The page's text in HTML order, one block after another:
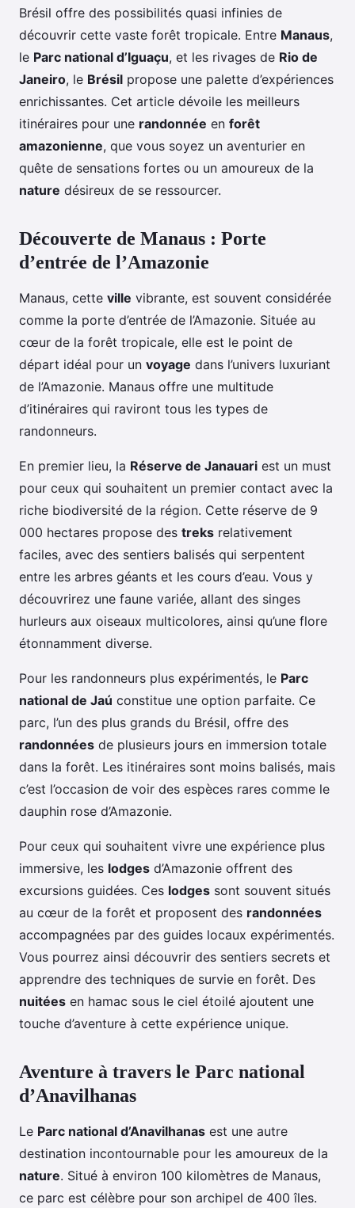
Brésil offre des possibilités quasi infinies de
découvrir cette vaste forêt tropicale. Entre Manaus,
le Parc national d’Iguaçu, et les rivages de Rio de
Janeiro, le Brésil propose une palette d’expériences
enrichissantes. Cet article dévoile les meilleurs
itinéraires pour une randonnée en forêt
amazonienne, que vous soyez un aventurier en
quête de sensations fortes ou un amoureux de la
nature désireux de se ressourcer.
Découverte de Manaus : Porte
d’entrée de l’Amazonie
Manaus, cette ville vibrante, est souvent considérée
comme la porte d’entrée de l’Amazonie. Située au
cœur de la forêt tropicale, elle est le point de
départ idéal pour un voyage dans l’univers luxuriant
de l’Amazonie. Manaus offre une multitude
d’itinéraires qui raviront tous les types de
randonneurs.
En premier lieu, la Réserve de Janauari est un must
pour ceux qui souhaitent un premier contact avec la
riche biodiversité de la région. Cette réserve de 9
000 hectares propose des treks relativement
faciles, avec des sentiers balisés qui serpentent
entre les arbres géants et les cours d’eau. Vous y
découvrirez une faune variée, allant des singes
hurleurs aux oiseaux multicolores, ainsi qu’une flore
étonnamment diverse.
Pour les randonneurs plus expérimentés, le Parc
national de Jaú constitue une option parfaite. Ce
parc, l’un des plus grands du Brésil, offre des
randonnées de plusieurs jours en immersion totale
dans la forêt. Les itinéraires sont moins balisés, mais
c’est l’occasion de voir des espèces rares comme le
dauphin rose d’Amazonie.
Pour ceux qui souhaitent vivre une expérience plus
immersive, les lodges d’Amazonie offrent des
excursions guidées. Ces lodges sont souvent situés
au cœur de la forêt et proposent des randonnées
accompagnées par des guides locaux expérimentés.
Vous pourrez ainsi découvrir des sentiers secrets et
apprendre des techniques de survie en forêt. Des
nuitées en hamac sous le ciel étoilé ajoutent une
touche d’aventure à cette expérience unique.
Aventure à travers le Parc national
d’Anavilhanas
Le Parc national d’Anavilhanas est une autre
destination incontournable pour les amoureux de la
nature. Situé à environ 100 kilomètres de Manaus,
ce parc est célèbre pour son archipel de 400 îles.